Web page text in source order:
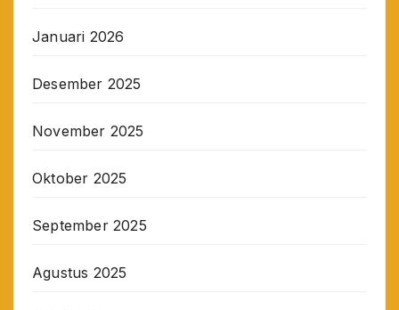
Januari 2026
Desember 2025
November 2025
Oktober 2025
September 2025
Agustus 2025